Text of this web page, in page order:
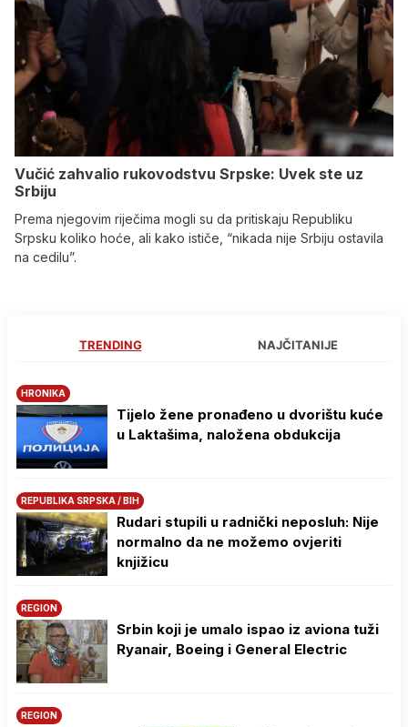
Vučić zahvalio rukovodstvu Srpske: Uvek ste uz
Srbiju
Prema njegovim riječima mogli su da pritiskaju Republiku
Srpsku koliko hoće, ali kako ističe, “nikada nije Srbiju ostavila
na cedilu”.
TRENDING NAJČITANIJE
HRONIKA
Tijelo žene pronađeno u dvorištu kuće
u Laktašima, naložena obdukcija
REPUBLIKA SRPSKA / BIH
Rudari stupili u radnički neposluh: Nije
normalno da ne možemo ovjeriti
knjižicu
REGION
Srbin koji je umalo ispao iz aviona tuži
Ryanair, Boeing i General Electric
REGION